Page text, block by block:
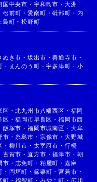
国中央市 ・ 宇和島市 ・ 大洲
松前町 ・愛南町 ・砥部町 ・ 内
上島町 ・松野町
ぬき市 ・坂出市 ・善通寺市 ・
・ まんのう町 ・宇多津町 ・ 小
区 ・北九州市八幡西区 ・ 福岡
区 ・福岡市早良区 ・福岡市西
飯塚市 ・福岡市城南区 ・ 大牟
市 ・ 糸島市 ・ 宗像市 ・ 大野城
・ 柳川市 ・ 太宰府市 ・ 行橋
古賀市 ・直方市 ・福津市 ・ 朝
市 ・ 志免町 ・ 粕屋町 ・ 嘉麻
・ 岡垣町 ・ 篠栗町 ・宮若市 ・
町 ・ 福智町 ・ みやこ町 ・ 広川